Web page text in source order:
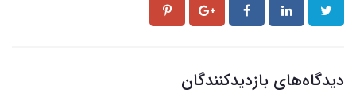
دیدگاه‌های بازدیدکنندگان